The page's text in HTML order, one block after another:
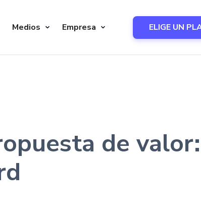
Medios Empresa ELIGE UN
de valor: